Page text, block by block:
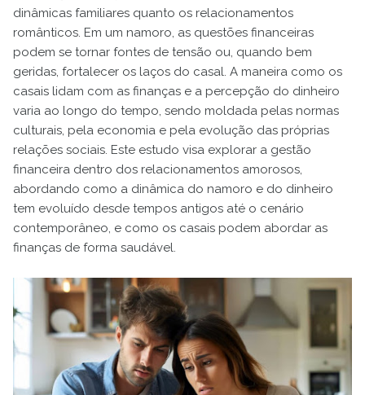
dinâmicas familiares quanto os relacionamentos
românticos. Em um namoro, as questões financeiras
podem se tornar fontes de tensão ou, quando bem
geridas, fortalecer os laços do casal. A maneira como os
casais lidam com as finanças e a percepção do dinheiro
varia ao longo do tempo, sendo moldada pelas normas
culturais, pela economia e pela evolução das próprias
relações sociais. Este estudo visa explorar a gestão
financeira dentro dos relacionamentos amorosos,
abordando como a dinâmica do namoro e do dinheiro
tem evoluído desde tempos antigos até o cenário
contemporâneo, e como os casais podem abordar as
finanças de forma saudável.